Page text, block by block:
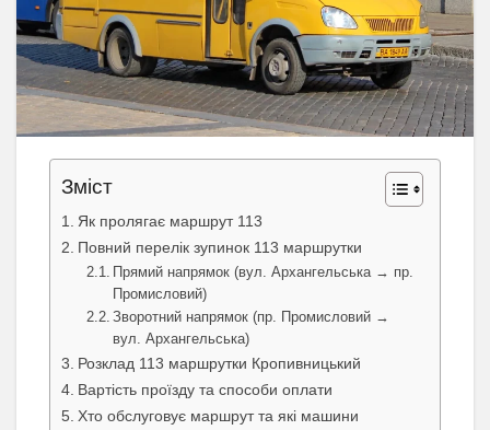
Зміст
Як пролягає маршрут 113
Повний перелік зупинок 113 маршрутки
Прямий напрямок (вул. Архангельська → пр.
Промисловий)
Зворотний напрямок (пр. Промисловий →
вул. Архангельська)
Розклад 113 маршрутки Кропивницький
Вартість проїзду та способи оплати
Хто обслуговує маршрут та які машини